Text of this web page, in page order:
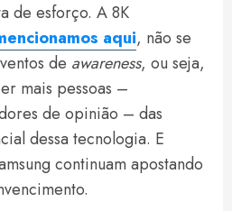
de esforço. A 8K
aqui, não se
de awareness, ou seja,
mais pessoas –
de opinião – das
dessa tecnologia. E
continuam apostando